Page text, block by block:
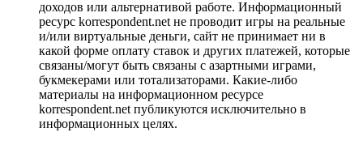
доходов или альтернативой работе. Информационный
ресурс korrespondent.net не проводит игры на реальные
и/или виртуальные деньги, сайт не принимает ни в
какой форме оплату ставок и других платежей, которые
связаны/могут быть связаны с азартными играми,
букмекерами или тотализаторами. Какие-либо
материалы на информационном ресурсе
korrespondent.net публикуются исключительно в
информационных целях.